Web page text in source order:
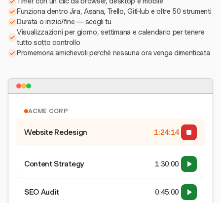
Funziona dentro Jira, Asana, Trello, GitHub e oltre 50 strumenti
Durata o inizio/fine — scegli tu
Visualizzazioni per giorno, settimana e calendario per tenere
tutto sotto controllo
Promemoria amichevoli perché nessuna ora venga dimenticata
ACME CORP
Website Redesign 1:24:15
Content Strategy 1:30:00
SEO Audit 0:45:00